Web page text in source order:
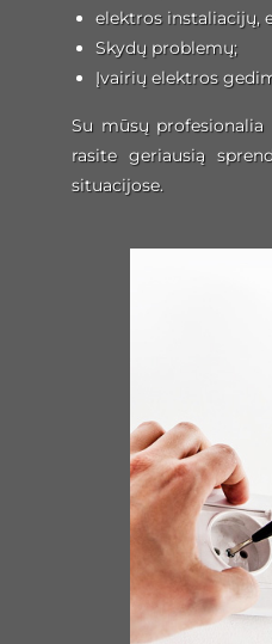
elektros instaliacijų,
Skydų problemų;
Įvairių elektros
Su mūsų
rasite geriausią
situacijose.